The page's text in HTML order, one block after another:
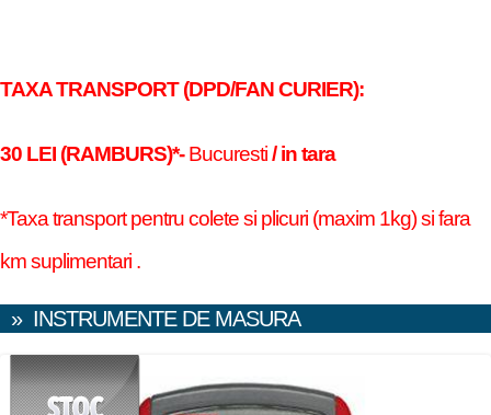
TAXA TRANSPORT (DPD/FAN CURIER):
30 LEI (RAMBURS)*-Bucuresti/ in tara
*Taxa transport pentru colete si plicuri (maxim 1kg) si fara
km suplimentari .
» INSTRUMENTE DE MASURA